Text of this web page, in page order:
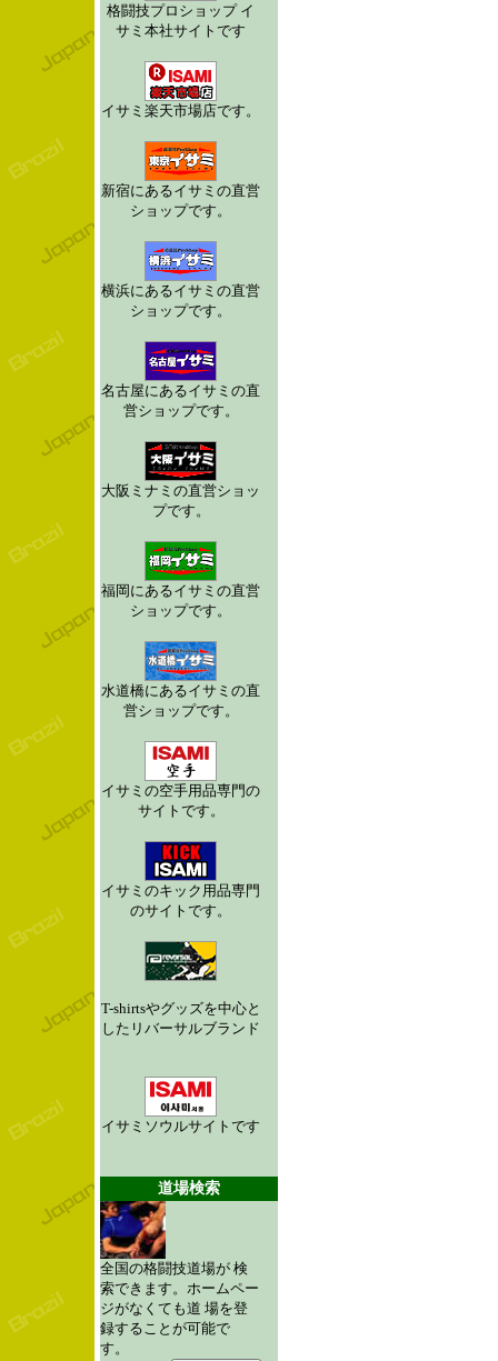
格闘技プロショップ イ
サミ本社サイトです
イサミ楽天市場店です。
新宿にあるイサミの直営
ショップです。
横浜にあるイサミの直営
ショップです。
名古屋にあるイサミの直
営ショップです。
大阪ミナミの直営ショッ
プです。
福岡にあるイサミの直営
ショップです。
水道橋にあるイサミの直
営ショップです。
イサミの空手用品専門の
サイトです。
イサミのキック用品専門
のサイトです。
T-shirtsやグッズを中心と
したリバーサルブランド
イサミソウルサイトです
道場検索
全国の格闘技道場が 検
索できます。ホームペー
ジがなくても道 場を登
録することが可能で
す。